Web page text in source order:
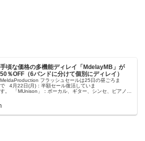
手頃な価格の多機能ディレイ「MdelayMB」が
50％OFF（6バンドに分けて個別にディレイ）
MeldaProduction フラッシュセールは25日の昼ごろま
で 4月22日(月)：半額セール復活していま
す。 「MUnison」：ボーカル、ギター、シンセ、ピアノな
のイコライ...